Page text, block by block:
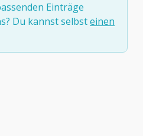
Einträge
Du kannst selbsteinen